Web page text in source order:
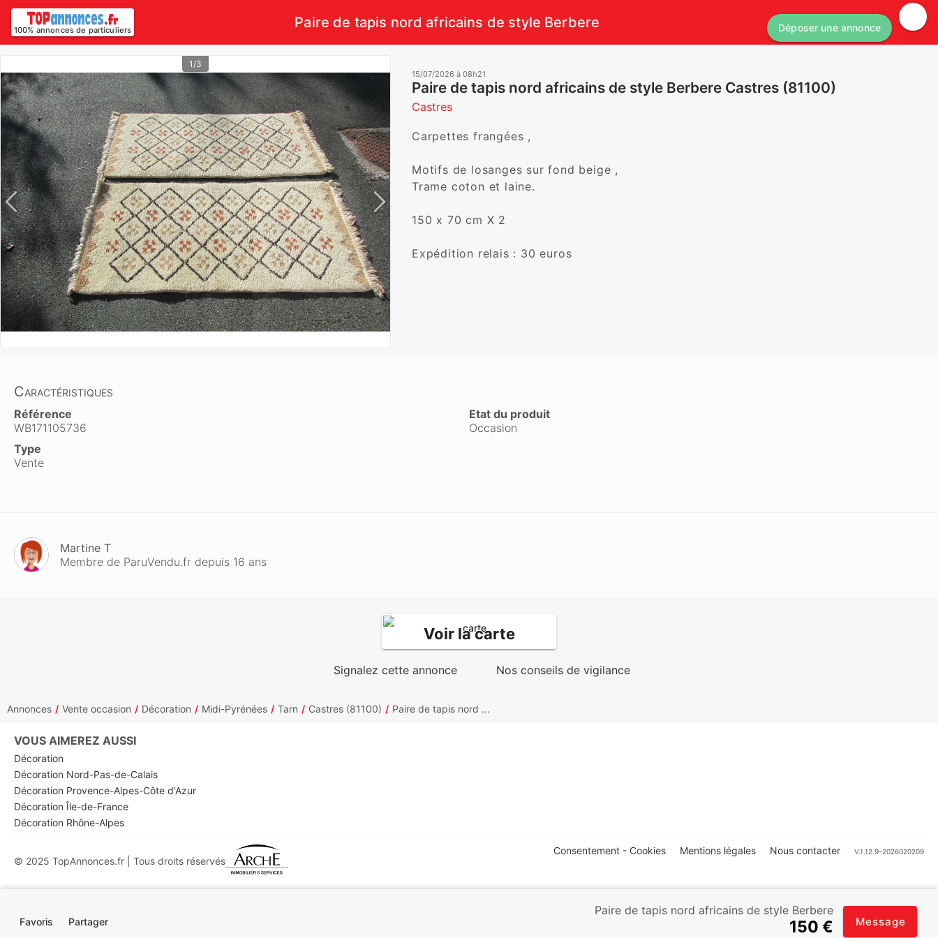
100% annonces de particuliers Paire de tapis nord africains de style Berbere Déposer une annonce
1/3
15/07/2026 à 08h21
Paire de tapis nord africains de style Berbere Castres (81100)
Castres
Carpettes frangées ,
Motifs de losanges sur fond beige ,
Trame coton et laine.
150 x 70 cm X 2
Caractéristiques
Référence
WB171105736
Etat du produit
Occasion
Type
Vente
Martine T
Membre de ParuVendu.fr depuis 16 ans
Voir la carte
Signalez cette annonce Nos conseils de vigilance
Favoris Partager
Paire de tapis nord africains de style Berbere
150 € Message
Annonces Vente occasion Décoration Midi-Pyrénées Tarn Castres (81100) Paire de tapis nord ...
VOUS AIMEREZ AUSSI
Décoration
Décoration Nord-Pas-de-Calais
Décoration Provence-Alpes-Côte d'Azur
Décoration Île-de-France
Décoration Rhône-Alpes
© 2025 TopAnnonces.fr | Tous droits réservés
Consentement - Cookies Mentions légales Nous contacter V.1.12.9-2026020209